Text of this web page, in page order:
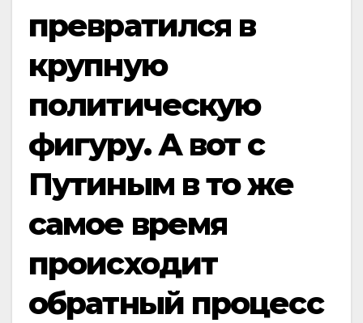
превратился в
крупную
политическую
фигуру. А вот с
Путиным в то же
самое время
происходит
обратный процесс